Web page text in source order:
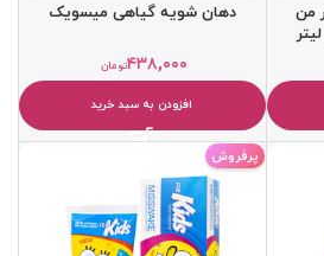
من
دهان شویه گیاهی میسویک
تومان۴۳۸,۰۰۰
افزودن به سبد خرید
پرفروش